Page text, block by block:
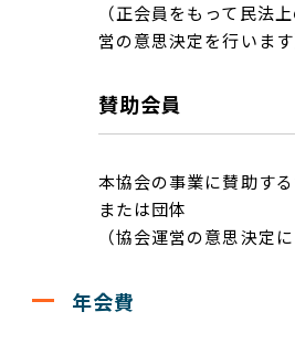
（正会員をもって民法
営の意思決定を行います
賛助会員
本協会の事業に賛助す
または団体
（協会運営の意思決定
年会費